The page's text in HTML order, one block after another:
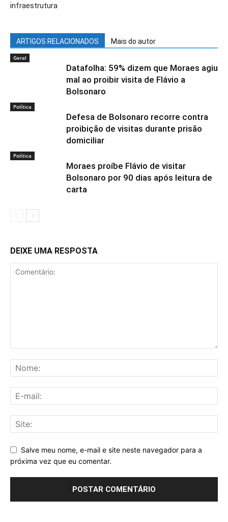
infraestrutura
ARTIGOS RELACIONADOS Mais do autor
Geral
Datafolha: 59% dizem que Moraes agiu
mal ao proibir visita de Flávio a
Bolsonaro
Política
Defesa de Bolsonaro recorre contra
proibição de visitas durante prisão
domiciliar
Política
Moraes proíbe Flávio de visitar
Bolsonaro por 90 dias após leitura de
carta
DEIXE UMA RESPOSTA
Salve meu nome, e-mail e site neste navegador para a
próxima vez que eu comentar.